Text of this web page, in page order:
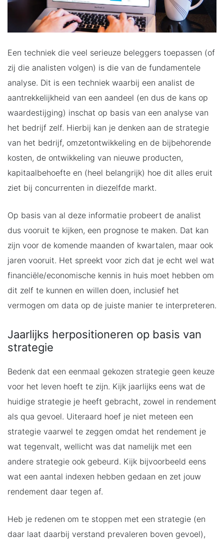
Een techniek die veel serieuze beleggers toepassen (of
zij die analisten volgen) is die van de fundamentele
analyse. Dit is een techniek waarbij een analist de
aantrekkelijkheid van een aandeel (en dus de kans op
waardestijging) inschat op basis van een analyse van
het bedrijf zelf. Hierbij kan je denken aan de strategie
van het bedrijf, omzetontwikkeling en de bijbehorende
kosten, de ontwikkeling van nieuwe producten,
kapitaalbehoefte en (heel belangrijk) hoe dit alles eruit
ziet bij concurrenten in diezelfde markt.
Op basis van al deze informatie probeert de analist
dus vooruit te kijken, een prognose te maken. Dat kan
zijn voor de komende maanden of kwartalen, maar ook
jaren vooruit. Het spreekt voor zich dat je echt wel wat
financiële/economische kennis in huis moet hebben om
dit zelf te kunnen en willen doen, inclusief het
vermogen om data op de juiste manier te interpreteren.
Jaarlijks herpositioneren op basis van
strategie
Bedenk dat een eenmaal gekozen strategie geen keuze
voor het leven hoeft te zijn. Kijk jaarlijks eens wat de
huidige strategie je heeft gebracht, zowel in rendement
als qua gevoel. Uiteraard hoef je niet meteen een
strategie vaarwel te zeggen omdat het rendement je
wat tegenvalt, wellicht was dat namelijk met een
andere strategie ook gebeurd. Kijk bijvoorbeeld eens
wat een aantal indexen hebben gedaan en zet jouw
rendement daar tegen af.
Heb je redenen om te stoppen met een strategie (en
daar laat daarbij verstand prevaleren boven gevoel),